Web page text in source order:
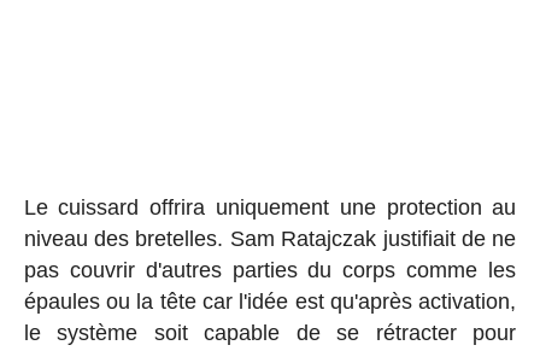
Le cuissard offrira uniquement une protection au
niveau des bretelles. Sam Ratajczak justifiait de ne
pas couvrir d'autres parties du corps comme les
épaules ou la tête car l'idée est qu'après activation,
le système soit capable de se rétracter pour